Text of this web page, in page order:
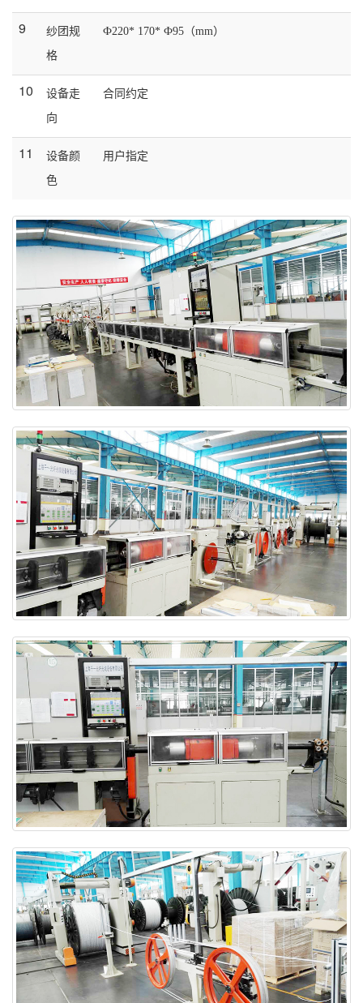
9
纱团规
格
Ф220* 170* Ф95 （mm）
10
设备走
向
合同约定
11
设备颜
色
用户指定